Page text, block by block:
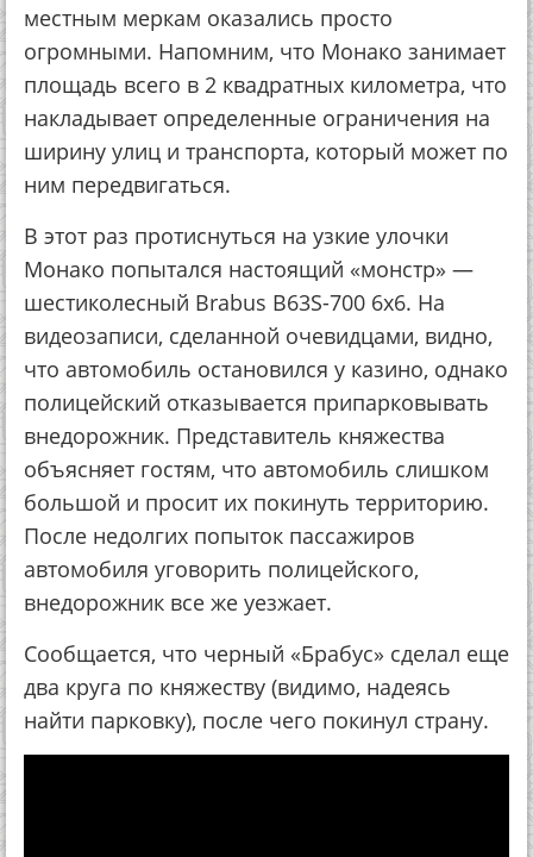
местным меркам оказались просто
огромными. Напомним, что Монако занимает
площадь всего в 2 квадратных километра, что
накладывает определенные ограничения на
ширину улиц и транспорта, который может по
ним передвигаться.
В этот раз протиснуться на узкие улочки
Монако попытался настоящий «монстр» —
шестиколесный Brabus B63S-700 6x6. На
видеозаписи, сделанной очевидцами, видно,
что автомобиль остановился у казино, однако
полицейский отказывается припарковывать
внедорожник. Представитель княжества
объясняет гостям, что автомобиль слишком
большой и просит их покинуть территорию.
После недолгих попыток пассажиров
автомобиля уговорить полицейского,
внедорожник все же уезжает.
Сообщается, что черный «Брабус» сделал еще
два круга по княжеству (видимо, надеясь
найти парковку), после чего покинул страну.